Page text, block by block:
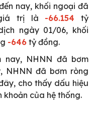
nay, khối ngoại đã
trị là -66.154 tỷ
ngày 01/06, khối
-646 tỷ đồng.
nay, NHNN đã bơm
NHNN đã bơm ròng
cho thấy dấu hiệu
khoản của hệ thống.